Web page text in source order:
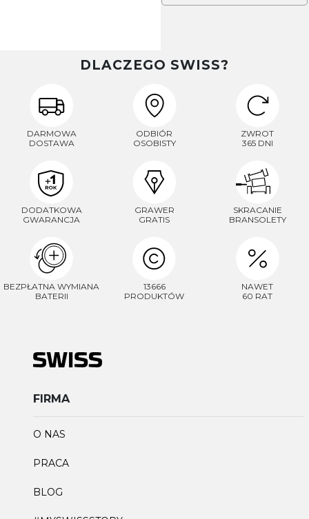
DLACZEGO SWISS?
DARMOWA
DOSTAWA
ODBIÓR
OSOBISTY
ZWROT
365 DNI
DODATKOWA
GWARANCJA
GRAWER
GRATIS
SKRACANIE
BRANSOLETY
BEZPŁATNA WYMIANA
BATERII
13666
PRODUKTÓW
NAWET
60 RAT
FIRMA
O NAS
PRACA
BLOG